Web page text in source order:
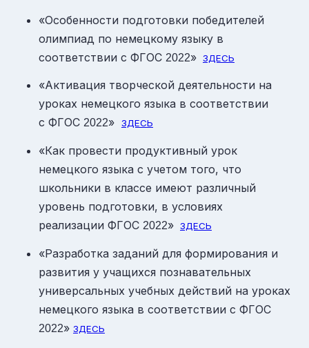
«Особенности подготовки победителей
олимпиад по немецкому языку в
соответствии с ФГОС 2022» ЗДЕСЬ
«Активация творческой деятельности на
уроках немецкого языка в соответствии
с ФГОС 2022» ЗДЕСЬ
«Как провести продуктивный урок
немецкого языка с учетом того, что
школьники в классе имеют различный
уровень подготовки, в условиях
реализации ФГОС 2022» ЗДЕСЬ
«Разработка заданий для формирования и
развития у учащихся познавательных
универсальных учебных действий на уроках
немецкого языка в соответствии с ФГОС
2022» ЗДЕСЬ